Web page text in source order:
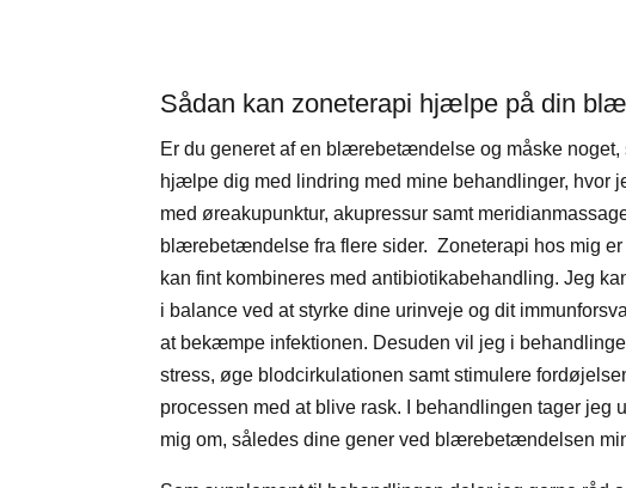
Sådan kan zoneterapi hjælpe på din
Er du generet af en blærebetændelse og måske
hjælpe dig med lindring med mine behandlinger, hvor
med øreakupunktur, akupressur samt
blærebetændelse fra flere sider. Zoneterapi hos mig
kan fint kombineres med antibiotikabehandling. Jeg
i balance ved at styrke dine urinveje og dit
at bekæmpe infektionen. Desuden vil jeg i
stress, øge blodcirkulationen samt stimulere
processen med at blive rask. I behandlingen tager
mig om, således dine gener ved blærebetændelsen